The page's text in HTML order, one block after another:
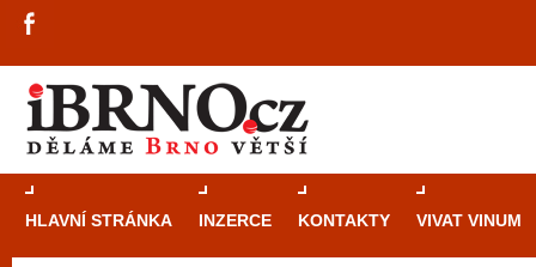
HLAVNÍ STRÁNKA INZERCE KONTAKTY VIVAT VINUM